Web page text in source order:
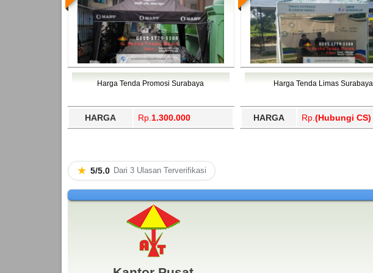
Harga Tenda Promosi Surabaya
HARGA Rp. 1.300.000
Harga Tenda Limas Surabaya
HARGA Rp. (Hubungi CS)
★ 5/5.0 Dari 3 Ulasan Terverifikasi